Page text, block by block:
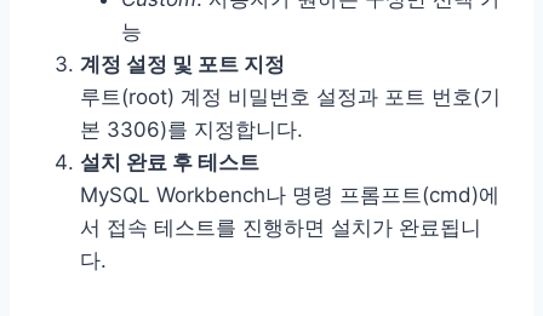
능
계정 설정 및 포트 지정
루트(root) 계정 비밀번호 설정과 포트 번호(기
본 3306)를 지정합니다.
설치 완료 후 테스트
MySQL Workbench나 명령 프롬프트(cmd)에
서 접속 테스트를 진행하면 설치가 완료됩니
다.